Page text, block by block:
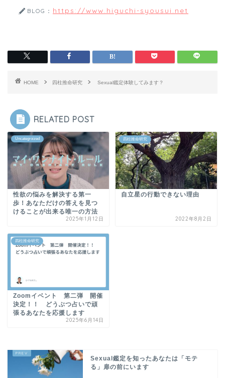
BLOG： https://www.higuchi-syousui.net
HOME 四柱推命研究 Sexual鑑定体験してみます？
RELATED POST
Uncategroized
性欲の悩みを解決する第一
歩！あなただけの答えを見つ
けることが出来る唯一の方法
2025年1月12日
四柱推命研究
自立星の行動できない理由
2022年8月2日
四柱推命研究
Zoomイベント 第二弾 開催
決定！！ どうぶつ占いで頑
張るあなたを応援します
2025年6月14日
Sexual鑑定を知ったあなたは「モテ
る」扉の前にいます